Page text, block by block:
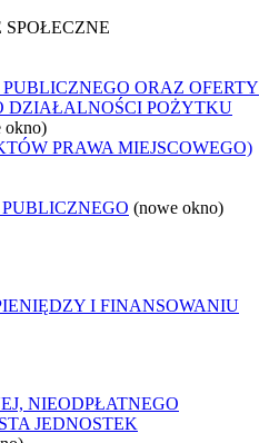
ORAZ OFERTY
DZIAŁALNOŚCI POŻYTKU
okno)
PRAWA MIEJSCOWEGO)
(nowe okno)
I FINANSOWANIU
NIEODPŁATNEGO
JEDNOSTEK